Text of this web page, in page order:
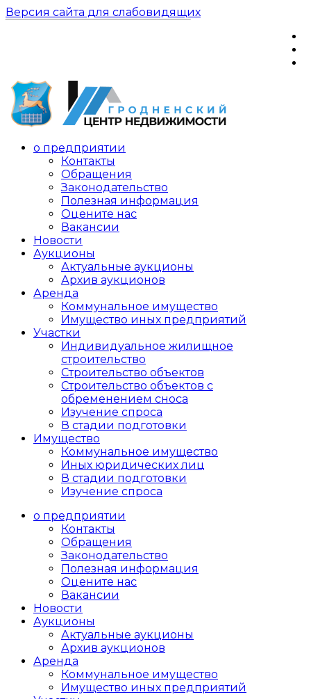
Версия сайта для слабовидящих
о предприятии
Контакты
Обращения
Законодательство
Полезная информация
Оцените нас
Вакансии
Новости
Аукционы
Актуальные аукционы
Архив аукционов
Аренда
Коммунальное имущество
Имущество иных предприятий
Участки
Индивидуальное жилищное
строительство
Строительство объектов
Cтроительство объектов с
обременением сноса
Изучение спроса
В стадии подготовки
Имущество
Коммунальное имущество
Иных юридических лиц
В стадии подготовки
Изучение спроса
о предприятии
Контакты
Обращения
Законодательство
Полезная информация
Оцените нас
Вакансии
Новости
Аукционы
Актуальные аукционы
Архив аукционов
Аренда
Коммунальное имущество
Имущество иных предприятий